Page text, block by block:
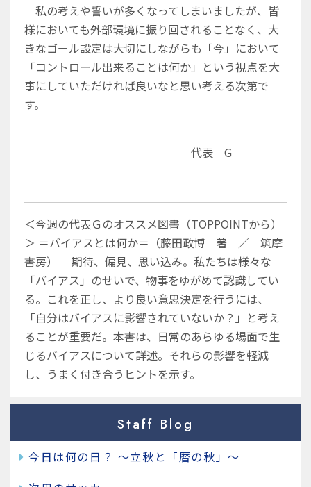
私の考えや誓いが多くなってしまいましたが、皆
様においても外部環境に振り回されることなく、大
きなゴール設定は大切にしながらも「今」において
「コントロール出来ることは何か」という視点を大
事にしていただければ良いなと思い考える次第で
す。
代表 G
＜今週の代表Ｇのオススメ図書（TOPPOINTから）
＞ ＝バイアスとは何か＝（藤田政博 著 ／ 筑摩
書房）
期待、偏見、思い込み。私たちは様々な
「バイアス」のせいで、物事をゆがめて認識してい
る。これを正し、より良い意思決定を行うには、
「自分はバイアスに影響されていないか？」と考え
ることが重要だ。本書は、日常のあらゆる場面で生
じるバイアスについて詳述。それらの影響を軽減
し、うまく付き合うヒントを示す。
Staff Blog
今日は何の日？ ～立秋と「暦の秋」～